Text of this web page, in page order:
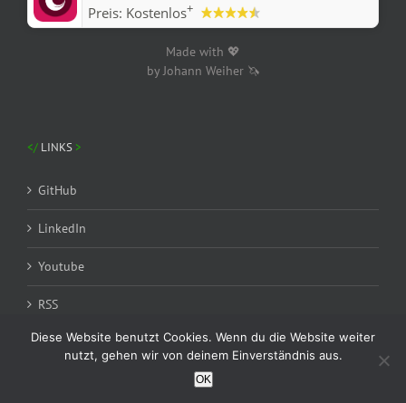
Preis: Kostenlos+
Made with 💖
by Johann Weiher 🦄
LINKS
GitHub
LinkedIn
Youtube
RSS
Diese Website benutzt Cookies. Wenn du die Website weiter
nutzt, gehen wir von deinem Einverständnis aus.
OK